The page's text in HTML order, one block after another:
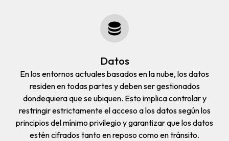
Datos
En los entornos actuales basados en la nube, los datos
residen en todas partes y deben ser gestionados
dondequiera que se ubiquen. Esto implica controlar y
restringir estrictamente el acceso a los datos según los
principios del mínimo privilegio y garantizar que los datos
estén cifrados tanto en reposo como en tránsito.